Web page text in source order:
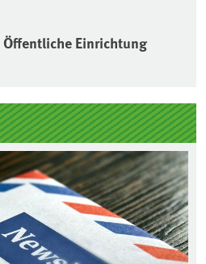
Öffentliche Einrichtung